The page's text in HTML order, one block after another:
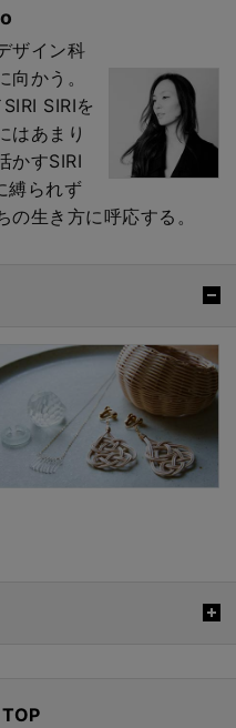
ザイン科
かう。
SIRIを
はあまり
かすSIRI
縛られず
生き方に呼応する。